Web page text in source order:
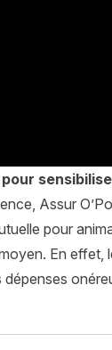
Assur
pour
En effet,
dépenses